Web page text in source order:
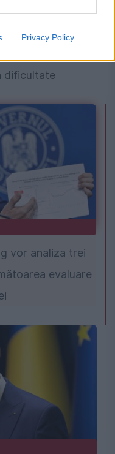
Privacy Policy
de 20 de ani
dificultate
vor analiza trei
evaluare